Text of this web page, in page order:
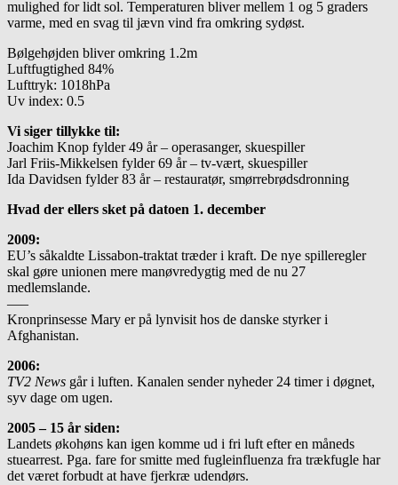
mulighed for lidt sol. Temperaturen bliver mellem 1 og 5 graders
varme, med en svag til jævn vind fra omkring sydøst.
Bølgehøjden bliver omkring 1.2m
Luftfugtighed 84%
Lufttryk: 1018hPa
Uv index: 0.5
Vi siger tillykke til:
Joachim Knop fylder 49 år – operasanger, skuespiller
Jarl Friis-Mikkelsen fylder 69 år – tv-vært, skuespiller
Ida Davidsen fylder 83 år – restauratør, smørrebrødsdronning
Hvad der ellers sket på datoen 1. december
2009:
EU’s såkaldte Lissabon-traktat træder i kraft. De nye spilleregler
skal gøre unionen mere manøvredygtig med de nu 27
medlemslande.
—–
Kronprinsesse Mary er på lynvisit hos de danske styrker i
Afghanistan.
2006:
TV2 News går i luften. Kanalen sender nyheder 24 timer i døgnet,
syv dage om ugen.
2005 – 15 år siden:
Landets økohøns kan igen komme ud i fri luft efter en måneds
stuearrest. Pga. fare for smitte med fugle­influenza fra trækfugle har
det været forbudt at have fjerkræ udendørs.